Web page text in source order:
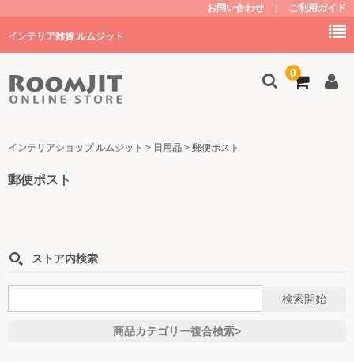
お問い合わせ ご利用ガイド
インテリア雑貨 ルムジット
0
トップ
商品を探す
照明
インテリアショップ ルムジット > 日用品 > 郵便ポスト
郵便ポスト
ストア内検索
商品カテゴリー複合検索>